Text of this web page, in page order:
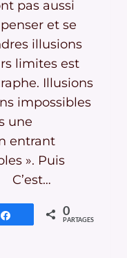
pas aussi
et se
illusions
limites est
Illusions
impossibles
une
entrant
». Puis
C’est…
Partagez 0
PARTAGES